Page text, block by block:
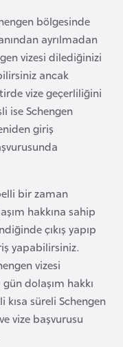
bölgesinde
ayrılmadan
vizesi dilediğinizi
ancak
vize geçerliliğini
ise Schengen
giriş
bir zaman
hakkına sahip
çıkış yapıp
yapabilirsiniz.
vizesi
dolaşım hakkı
süreli Schengen
vize başvurusu